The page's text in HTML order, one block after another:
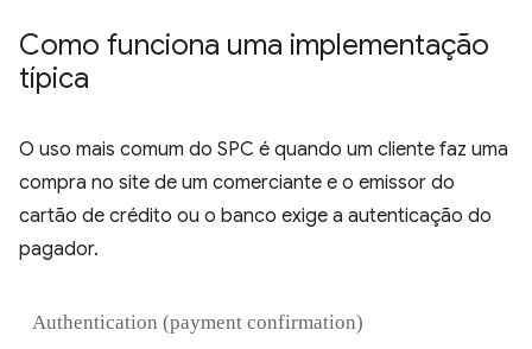
Como funciona uma implementação
típica
O uso mais comum do SPC é quando um cliente faz uma
compra no site de um comerciante e o emissor do
cartão de crédito ou o banco exige a autenticação do
pagador.